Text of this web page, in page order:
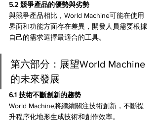
5.2 競爭產品的優勢與劣勢
與競爭產品相比，World Machine可能在使用
界面和功能方面存在差異，開發人員需要根據
自己的需求選擇最適合的工具。
第六部分：展望World Machine
的未來發展
6.1 技術不斷創新的趨勢
World Machine將繼續關注技術創新，不斷提
升程序化地形生成技術和創作效率。